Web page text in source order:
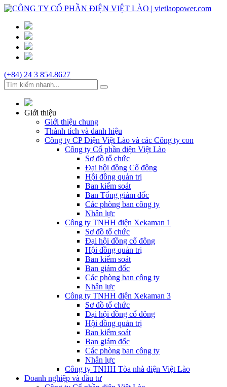
(+84) 24 3 854.8627
Giới thiệu
Giới thiệu chung
Thành tích và danh hiệu
Công ty CP Điện Việt Lào và các Công ty con
Công ty Cổ phần điện Việt Lào
Sơ đồ tổ chức
Đại hội đồng Cổ đông
Hội đồng quản trị
Ban kiểm soát
Ban Tổng giám đốc
Các phòng ban công ty
Nhân lực
Công ty TNHH điện Xekaman 1
Sơ đồ tổ chức
Đại hội đồng cổ đông
Hội đồng quản trị
Ban kiểm soát
Ban giám đốc
Các phòng ban công ty
Nhân lực
Công ty TNHH điện Xekaman 3
Sơ đồ tổ chức
Đại hội đồng cổ đông
Hội đồng quản trị
Ban kiểm soát
Ban giám đốc
Các phòng ban công ty
Nhân lực
Công ty TNHH Tòa nhà điện Việt Lào
Doanh nghiệp và đầu tư